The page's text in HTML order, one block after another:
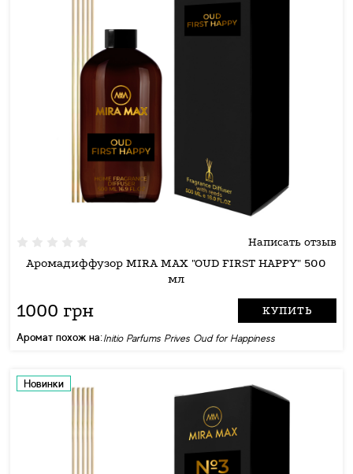
Написать отзыв
Аромадиффузор MIRA MAX "OUD FIRST HAPPY" 500
мл
1000 грн КУПИТЬ
Аромат похож на:Initio Parfums Prives Oud for Happiness
Новинки